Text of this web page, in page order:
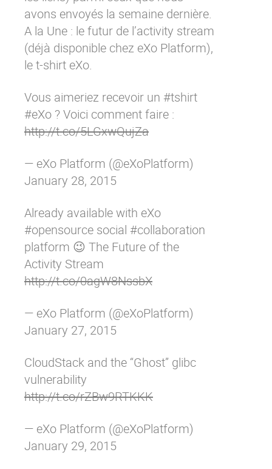
Contactez-nous
Essayez eXo
avons envoyés la semaine dernière.
A la Une : le futur de l’activity stream
(déjà disponible chez eXo Platform),
le t-shirt eXo.
Vous aimeriez recevoir un #tshirt
#eXo ? Voici comment faire :
http://t.co/5LGxwQujZa
— eXo Platform (@eXoPlatform)
January 28, 2015
Already available with eXo
#opensource social #collaboration
platform 😉 The Future of the
Activity Stream
http://t.co/0agW8NssbX
— eXo Platform (@eXoPlatform)
January 27, 2015
CloudStack and the “Ghost” glibc
vulnerability
http://t.co/rZBw9RTKKK
— eXo Platform (@eXoPlatform)
January 29, 2015